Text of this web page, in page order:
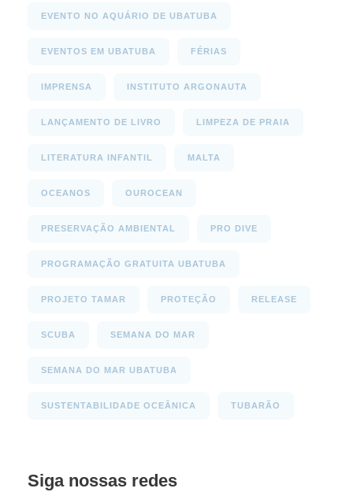
EVENTO NO AQUÁRIO DE UBATUBA
EVENTOS EM UBATUBA FÉRIAS
IMPRENSA INSTITUTO ARGONAUTA
LANÇAMENTO DE LIVRO LIMPEZA DE PRAIA
LITERATURA INFANTIL MALTA
OCEANOS OUROCEAN
PRESERVAÇÃO AMBIENTAL PRO DIVE
PROGRAMAÇÃO GRATUITA UBATUBA
PROJETO TAMAR PROTEÇÃO RELEASE
SCUBA SEMANA DO MAR
SEMANA DO MAR UBATUBA
SUSTENTABILIDADE OCEÂNICA TUBARÃO
Siga nossas redes